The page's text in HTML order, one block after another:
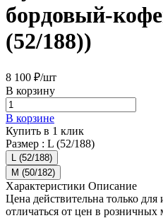
бордовый-
(52/188))
8 100 ₽/шт
В корзину
В корзине
Купить в 1 клик
Размер : L (52/188)
L (52/188)
M (50/182)
Характеристики Описание
Цена действительна только
отличаться от цен в розничных